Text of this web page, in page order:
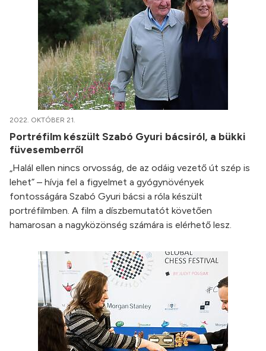
2022. OKTÓBER 21.
Portréfilm készült Szabó Gyuri bácsiról, a bükki
füvesemberről
„Halál ellen nincs orvosság, de az odáig vezető út szép is
lehet” – hívja fel a figyelmet a gyógynövények
fontosságára Szabó Gyuri bácsi a róla készült
portréfilmben. A film a díszbemutatót követően
hamarosan a nagyközönség számára is elérhető lesz.